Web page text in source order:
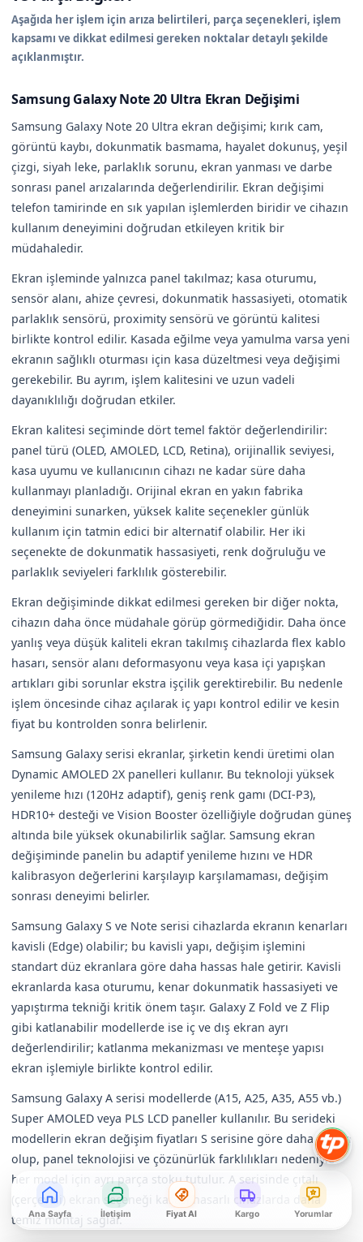
Aşağıda her işlem için arıza belirtileri, parça seçenekleri, işlem
kapsamı ve dikkat edilmesi gereken noktalar detaylı şekilde
açıklanmıştır.
Samsung Galaxy Note 20 Ultra Ekran Değişimi
Samsung Galaxy Note 20 Ultra ekran değişimi; kırık cam,
görüntü kaybı, dokunmatik basmama, hayalet dokunuş, yeşil
çizgi, siyah leke, parlaklık sorunu, ekran yanması ve darbe
sonrası panel arızalarında değerlendirilir. Ekran değişimi
telefon tamirinde en sık yapılan işlemlerden biridir ve cihazın
kullanım deneyimini doğrudan etkileyen kritik bir
müdahaledir.
Ekran işleminde yalnızca panel takılmaz; kasa oturumu,
sensör alanı, ahize çevresi, dokunmatik hassasiyeti, otomatik
parlaklık sensörü, proximity sensörü ve görüntü kalitesi
birlikte kontrol edilir. Kasada eğilme veya yamulma varsa yeni
ekranın sağlıklı oturması için kasa düzeltmesi veya değişimi
gerekebilir. Bu ayrım, işlem kalitesini ve uzun vadeli
dayanıklılığı doğrudan etkiler.
Ekran kalitesi seçiminde dört temel faktör değerlendirilir:
panel türü (OLED, AMOLED, LCD, Retina), orijinallik seviyesi,
kasa uyumu ve kullanıcının cihazı ne kadar süre daha
kullanmayı planladığı. Orijinal ekran en yakın fabrika
deneyimini sunarken, yüksek kalite seçenekler günlük
kullanım için tatmin edici bir alternatif olabilir. Her iki
seçenekte de dokunmatik hassasiyeti, renk doğruluğu ve
parlaklık seviyeleri farklılık gösterebilir.
Ekran değişiminde dikkat edilmesi gereken bir diğer nokta,
cihazın daha önce müdahale görüp görmediğidir. Daha önce
yanlış veya düşük kaliteli ekran takılmış cihazlarda flex kablo
hasarı, sensör alanı deformasyonu veya kasa içi yapışkan
artıkları gibi sorunlar ekstra işçilik gerektirebilir. Bu nedenle
işlem öncesinde cihaz açılarak iç yapı kontrol edilir ve kesin
fiyat bu kontrolden sonra belirlenir.
Samsung Galaxy serisi ekranlar, şirketin kendi üretimi olan
Dynamic AMOLED 2X panelleri kullanır. Bu teknoloji yüksek
yenileme hızı (120Hz adaptif), geniş renk gamı (DCI-P3),
HDR10+ desteği ve Vision Booster özelliğiyle doğrudan güneş
altında bile yüksek okunabilirlik sağlar. Samsung ekran
değişiminde panelin bu adaptif yenileme hızını ve HDR
kalibrasyon değerlerini karşılayıp karşılamaması, değişim
sonrası deneyimi belirler.
Samsung Galaxy S ve Note serisi cihazlarda ekranın kenarları
kavisli (Edge) olabilir; bu kavisli yapı, değişim işlemini
standart düz ekranlara göre daha hassas hale getirir. Kavisli
ekranlarda kasa oturumu, kenar dokunmatik hassasiyeti ve
yapıştırma tekniği kritik önem taşır. Galaxy Z Fold ve Z Flip
gibi katlanabilir modellerde ise iç ve dış ekran ayrı
değerlendirilir; katlanma mekanizması ve menteşe yapısı
ekran işlemiyle birlikte kontrol edilir.
Samsung Galaxy A serisi modellerde (A15, A25, A35, A55 vb.)
Super AMOLED veya PLS LCD paneller kullanılır. Bu serideki
modellerin ekran değişim fiyatları S serisine göre daha uygun
olup, panel teknolojisi ve çözünürlük farklılıkları nedeniyle
her model için ayrı parça stoku tutulur. A serisinde çıtalı
(çerçeveli) ekran seçeneği kasası hasarlı cihazlarda daha
temiz montaj sağlar.
Ana Sayfa İletişim Fiyat Al Kargo Yorumlar